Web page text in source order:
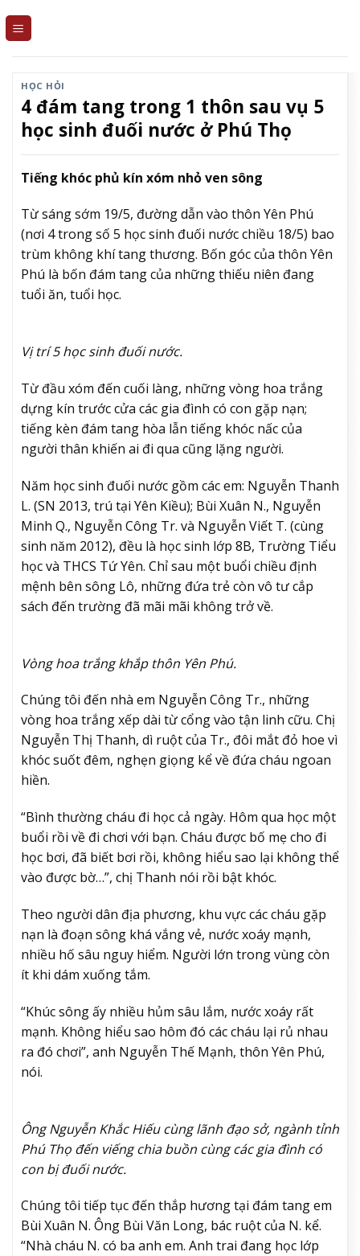
HỌC HỎI
4 đám tang trong 1 thôn sau vụ 5
học sinh đuối nước ở Phú Thọ
Tiếng khóc phủ kín xóm nhỏ ven sông
Từ sáng sớm 19/5, đường dẫn vào thôn Yên Phú
(nơi 4 trong số 5 học sinh đuối nước chiều 18/5) bao
trùm không khí tang thương. Bốn góc của thôn Yên
Phú là bốn đám tang của những thiếu niên đang
tuổi ăn, tuổi học.
Vị trí 5 học sinh đuối nước.
Từ đầu xóm đến cuối làng, những vòng hoa trắng
dựng kín trước cửa các gia đình có con gặp nạn;
tiếng kèn đám tang hòa lẫn tiếng khóc nấc của
người thân khiến ai đi qua cũng lặng người.
Năm học sinh đuối nước gồm các em: Nguyễn Thanh
L. (SN 2013, trú tại Yên Kiều); Bùi Xuân N., Nguyễn
Minh Q., Nguyễn Công Tr. và Nguyễn Viết T. (cùng
sinh năm 2012), đều là học sinh lớp 8B, Trường Tiểu
học và THCS Tứ Yên. Chỉ sau một buổi chiều định
mệnh bên sông Lô, những đứa trẻ còn vô tư cắp
sách đến trường đã mãi mãi không trở về.
Vòng hoa trắng khắp thôn Yên Phú.
Chúng tôi đến nhà em Nguyễn Công Tr., những
vòng hoa trắng xếp dài từ cổng vào tận linh cữu. Chị
Nguyễn Thị Thanh, dì ruột của Tr., đôi mắt đỏ hoe vì
khóc suốt đêm, nghẹn giọng kể về đứa cháu ngoan
hiền.
“Bình thường cháu đi học cả ngày. Hôm qua học một
buổi rồi về đi chơi với bạn. Cháu được bố mẹ cho đi
học bơi, đã biết bơi rồi, không hiểu sao lại không thể
vào được bờ…”, chị Thanh nói rồi bật khóc.
Theo người dân địa phương, khu vực các cháu gặp
nạn là đoạn sông khá vắng vẻ, nước xoáy mạnh,
nhiều hố sâu nguy hiểm. Người lớn trong vùng còn
ít khi dám xuống tắm.
“Khúc sông ấy nhiều hủm sâu lắm, nước xoáy rất
mạnh. Không hiểu sao hôm đó các cháu lại rủ nhau
ra đó chơi”, anh Nguyễn Thế Mạnh, thôn Yên Phú,
nói.
Ông Nguyễn Khắc Hiếu cùng lãnh đạo sở, ngành tỉnh
Phú Thọ đến viếng chia buồn cùng các gia đình có
con bị đuối nước.
Chúng tôi tiếp tục đến thắp hương tại đám tang em
Bùi Xuân N. Ông Bùi Văn Long, bác ruột của N. kể.
“Nhà cháu N. có ba anh em. Anh trai đang học lớp